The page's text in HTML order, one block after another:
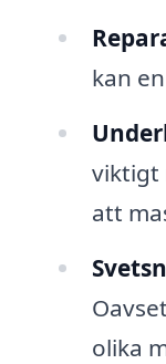
kan
viktigt
att
olika